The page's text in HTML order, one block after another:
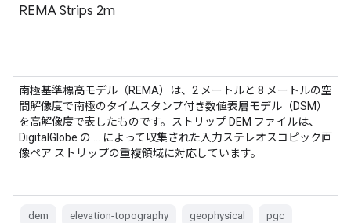
REMA Strips 2m
南極基準標高モデル（REMA）は、2 メートルと 8 メートルの空
間解像度で南極のタイムスタンプ付き数値表層モデル（DSM）
を高解像度で表したものです。ストリップ DEM ファイルは、
DigitalGlobe の … によって収集された入力ステレオスコピック画
像ペア ストリップの重複領域に対応しています。
dem elevation-topography geophysical pgc